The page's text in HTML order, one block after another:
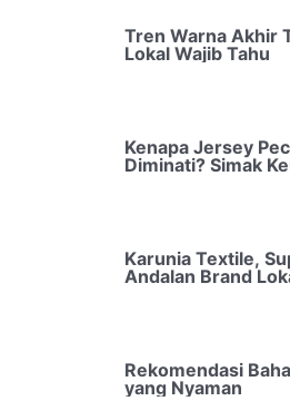
Tren Warna Akhir
Lokal Wajib Tahu
Kenapa Jersey
Diminati? Simak
Karunia Textile,
Andalan Brand
Rekomendasi
yang Nyaman